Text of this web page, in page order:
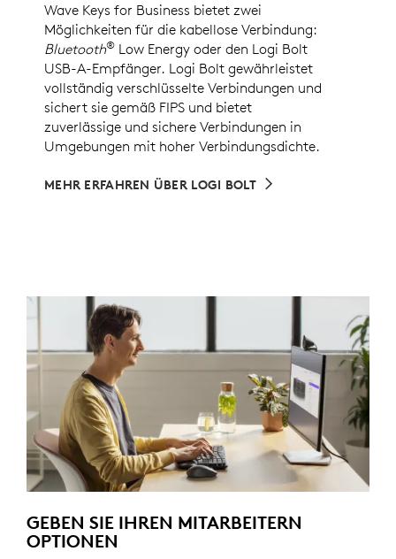
Wave Keys for Business bietet zwei
Möglichkeiten für die kabellose Verbindung:
Bluetooth® Low Energy oder den Logi Bolt
USB-A-Empfänger. Logi Bolt gewährleistet
vollständig verschlüsselte Verbindungen und
sichert sie gemäß FIPS und bietet
zuverlässige und sichere Verbindungen in
Umgebungen mit hoher Verbindungsdichte.
MEHR ERFAHREN ÜBER LOGI BOLT
GEBEN SIE IHREN MITARBEITERN
OPTIONEN